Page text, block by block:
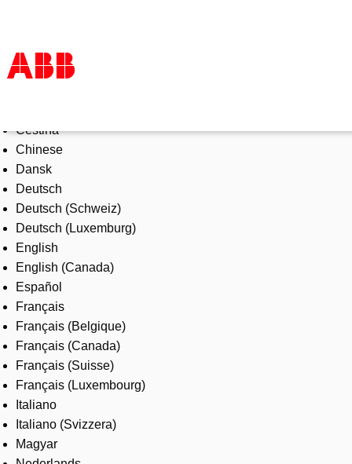
Products & Solutions
Industries
Services
About us
Where to buy
Contact us
Careers
Čeština
Chinese
Dansk
Deutsch
Deutsch (Schweiz)
Deutsch (Luxemburg)
English
English (Canada)
Español
Français
Français (Belgique)
Français (Canada)
Français (Suisse)
Français (Luxembourg)
Italiano
Italiano (Svizzera)
Magyar